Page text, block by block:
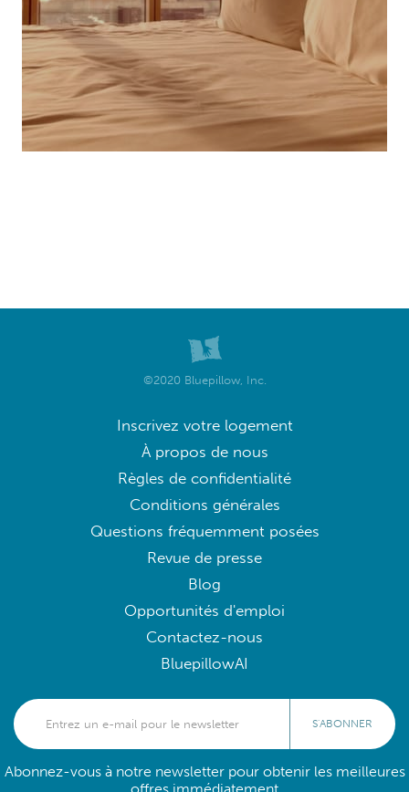
©2020 Bluepillow, Inc.
Inscrivez votre logement
À propos de nous
Règles de confidentialité
Conditions générales
Questions fréquemment posées
Revue de presse
Blog
Opportunités d'emploi
Contactez-nous
BluepillowAI
S'ABONNER
Abonnez-vous à notre newsletter pour obtenir les meilleures
offres immédiatement